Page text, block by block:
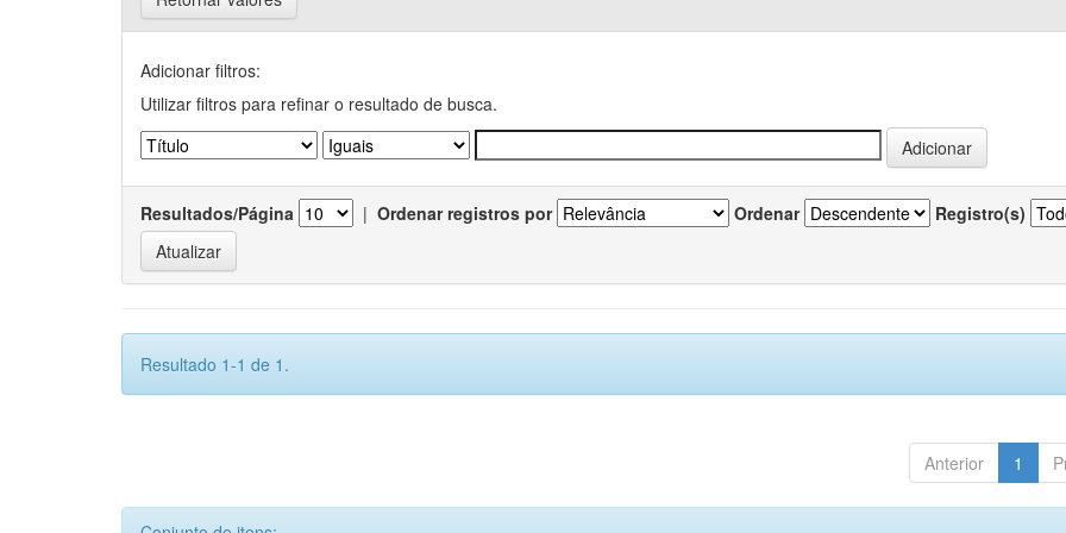
Adicionar filtros:
Utilizar filtros para refinar o resultado de busca.
Resultados/Página | Ordenar registros por Ordenar Registro(s)
Resultado 1-1 de 1.
Anterior 1